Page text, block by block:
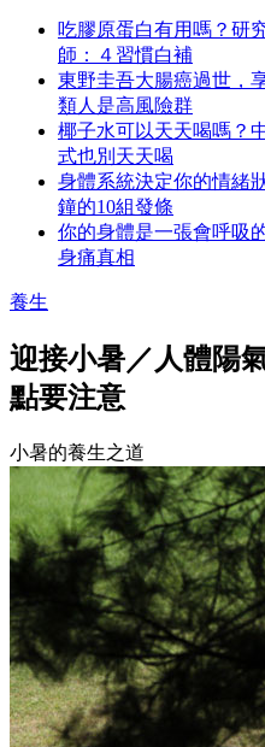
吃膠原蛋白有用嗎？研
師：４習慣白補
東野圭吾大腸癌過世，
類人是高風險群
椰子水可以天天喝嗎？
式也別天天喝
身體系統決定你的情緒
鐘的10組發條
你的身體是一張會呼吸
身痛真相
養生
迎接小暑／人體陽
點要注意
小暑的養生之道